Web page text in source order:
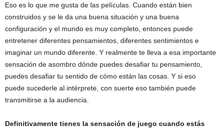
Eso es lo que me gusta de las películas. Cuando están bien
construidos y se le da una buena situación y una buena
configuración y el mundo es muy completo, entonces puede
entretener diferentes pensamientos, diferentes sentimientos e
imaginar un mundo diferente. Y realmente te lleva a esa importante
sensación de asombro dónde puedes desafiar tu pensamiento,
puedes desafiar tu sentido de cómo están las cosas. Y si eso
puede sucederle al intérprete, con suerte eso también puede
transmitirse a la audiencia.
Definitivamente tienes la sensación de juego cuando estás